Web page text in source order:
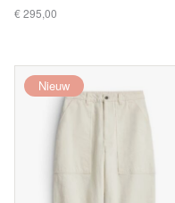
€ 295,00
Nieuw